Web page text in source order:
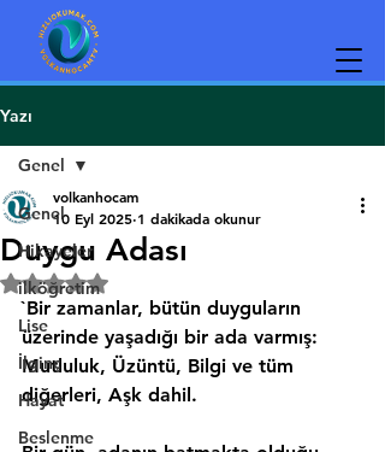
Yazı
Genel
Hikayeler
ilköğretim
Lise
İlginç
Hayat
Beslenme
Genel
Duygu Adası
volkanhocam
10 Eyl 2025 1 dakikada okunur
5 üzerinden NaN yıldız
`Bir zamanlar, bütün duyguların
üzerinde yaşadığı bir ada varmış:
Mutluluk, Üzüntü, Bilgi ve tüm
diğerleri, Aşk dahil.